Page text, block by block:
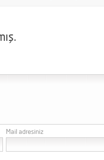
Mail adresiniz